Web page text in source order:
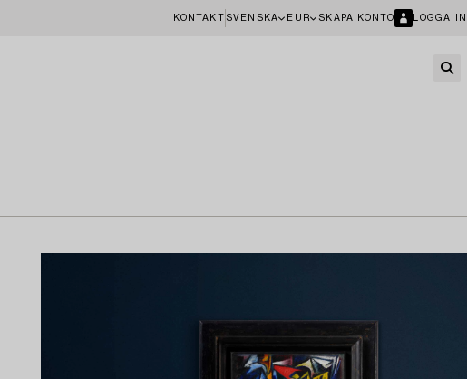
KONTAKT SVENSKA EUR SKAPA KONTO LOGGA IN